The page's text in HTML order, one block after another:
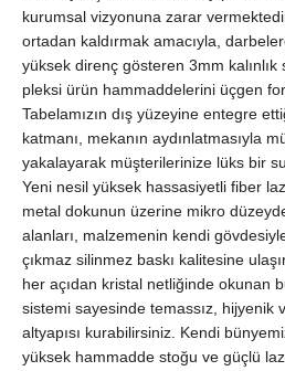
kurumsal vizyonuna zarar
ortadan kaldırmak amacıyla,
yüksek direnç gösteren 3mm kalınlık
pleksi ürün hammaddelerini üçgen
Tabelamızın dış yüzeyine entegre
katmanı, mekanın aydınlatmasıyla
yakalayarak müşterilerinize lüks bir
Yeni nesil yüksek hassasiyetli fiber
metal dokunun üzerine mikro
alanları, malzemenin kendi
çıkmaz silinmez baskı kalitesine
her açıdan kristal netliğinde okunan
sistemi sayesinde temassız, hijyenik
altyapısı kurabilirsiniz. Kendi
yüksek hammadde stoğu ve güçlü